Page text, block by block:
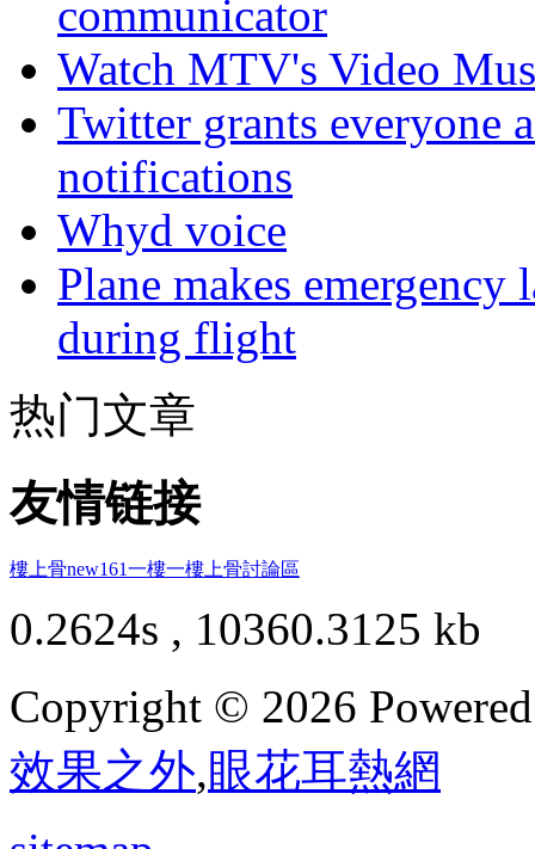
communicator
Watch MTV's Video
Twitter grants everyone
notifications
Whyd voice
Plane makes
during flight
热门文章
友情链接
樓上骨new161一樓一樓上骨討論區
0.2624s , 10360.3125 kb
Copyright © 2026
效果之外,眼花耳熱網